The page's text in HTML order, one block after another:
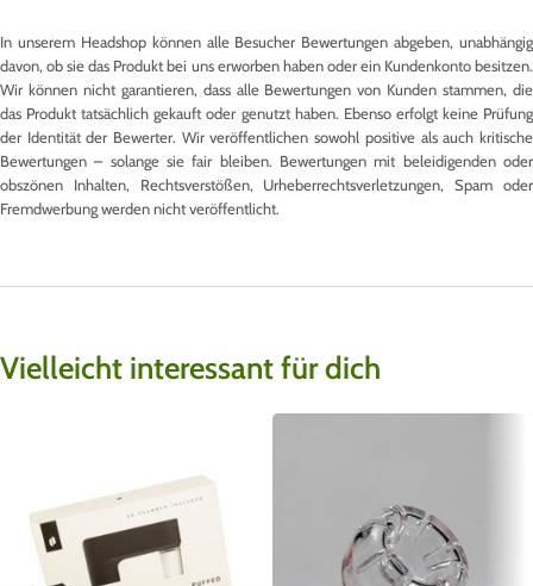
In unserem Headshop können alle Besucher Bewertungen abgeben, unabhängig
davon, ob sie das Produkt bei uns erworben haben oder ein Kundenkonto besitzen.
Wir können nicht garantieren, dass alle Bewertungen von Kunden stammen, die
das Produkt tatsächlich gekauft oder genutzt haben. Ebenso erfolgt keine Prüfung
der Identität der Bewerter. Wir veröffentlichen sowohl positive als auch kritische
Bewertungen – solange sie fair bleiben. Bewertungen mit beleidigenden oder
obszönen Inhalten, Rechtsverstößen, Urheberrechtsverletzungen, Spam oder
Fremdwerbung werden nicht veröffentlicht.
Vielleicht interessant für dich